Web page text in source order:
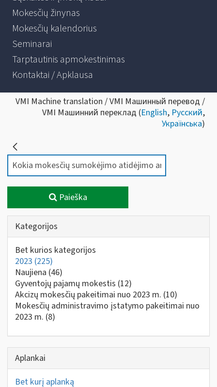
Mokesčių žinynas
Mokesčių kalendorius
Seminarai
Tarptautinis apmokestinimas
Kontaktai / Apklausa
VMI Machine translation / VMI Машинный перевод /
VMI Машинний переклад (English, Русский,
Українська)
Paieška
Kategorijos
Bet kurios kategorijos
2023 (225)
Naujiena (46)
Gyventojų pajamų mokestis (12)
Akcizų mokesčių pakeitimai nuo 2023 m. (10)
Mokesčių administravimo įstatymo pakeitimai nuo
2023 m. (8)
Aplankai
Bet kurį aplanką